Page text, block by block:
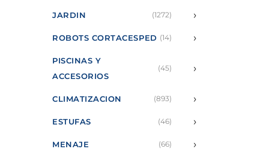
JARDIN (1272) ›
ROBOTS CORTACESPED (14) ›
PISCINAS Y
ACCESORIOS
(45) ›
CLIMATIZACION (893) ›
ESTUFAS (46) ›
MENAJE (66) ›